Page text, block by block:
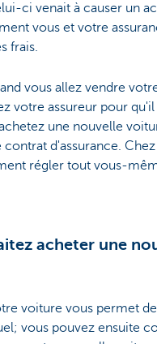
ci venait à causer un
vous et votre
frais.
vous allez vendre
votre assureur pour
une nouvelle
d'assurance. Chez
régler tout vous-
acheter une
voiture vous permet
vous pouvez ensuite